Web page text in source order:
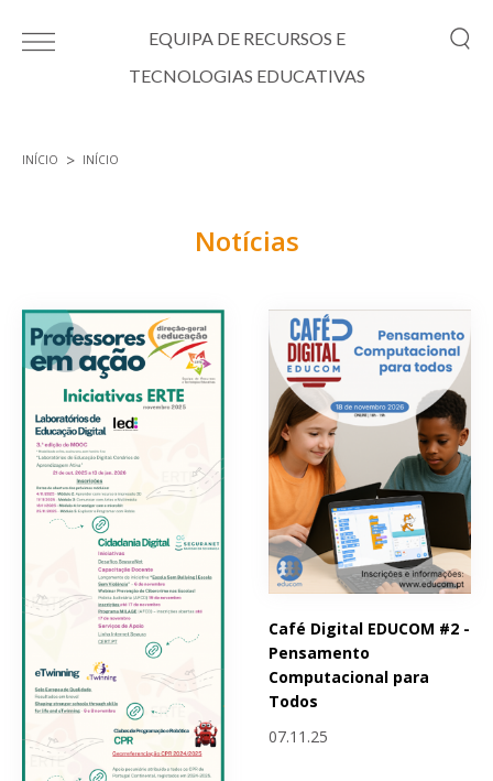
EQUIPA DE RECURSOS E
TECNOLOGIAS EDUCATIVAS
INÍCIO INÍCIO
Notícias
Café Digital EDUCOM #2 -
Pensamento
Computacional para
Todos
07.11.25
Páginas